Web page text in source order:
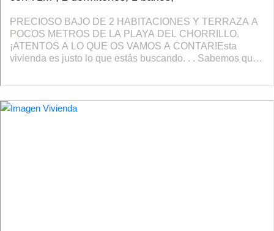
PRECIOSO BAJO DE 2 HABITACIONES Y TERRAZA A
POCOS METROS DE LA PLAYA DEL CHORRILLO.
¡ATENTOS A LO QUE OS VAMOS A CONTAR!Esta
vivienda es justo lo que estás buscando. . . Sabemos que